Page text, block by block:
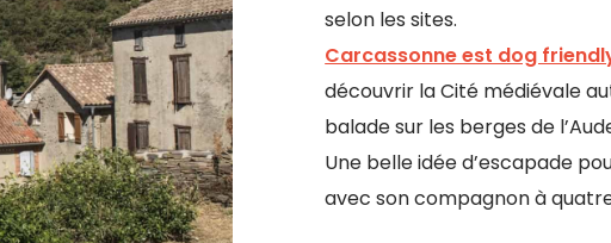
selon les sites.
Carcassonne est dog
découvrir la Cité médiévale
balade sur les berges de
Une belle idée d’escapade
avec son compagnon à